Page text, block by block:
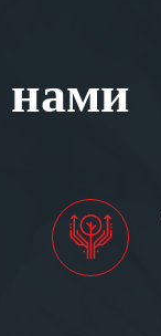
нами